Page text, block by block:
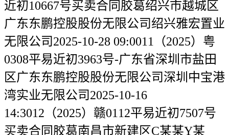
近初10667号买卖合同胶葛绍兴市越城区
广东东鹏控股股份无限公司绍兴雅宏置业
无限公司2025-10-28 09:0011（2025）粤
0308平易近初3963号-广东省深圳市盐田
区广东东鹏控股股份无限公司深圳中宝港
湾实业无限公司2025-10-16
14:3012（2025）赣0112平易近初7507号
买卖合同胶葛南昌市新建区C某某Y某